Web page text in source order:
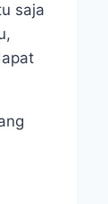
saja